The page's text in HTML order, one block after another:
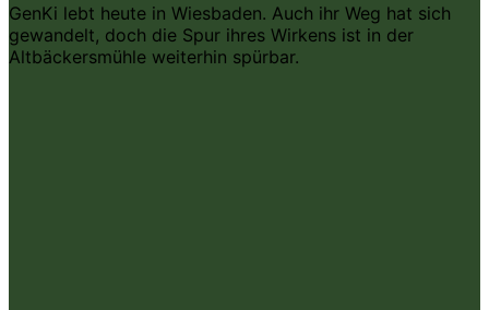
GenKi lebt heute in Wiesbaden. Auch ihr Weg hat sich
gewandelt, doch die Spur ihres Wirkens ist in der
Altbäckersmühle weiterhin spürbar.